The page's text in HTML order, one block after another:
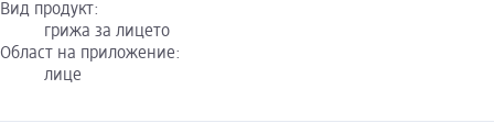
Вид продукт:
грижа за лицето
Област на приложение:
лице